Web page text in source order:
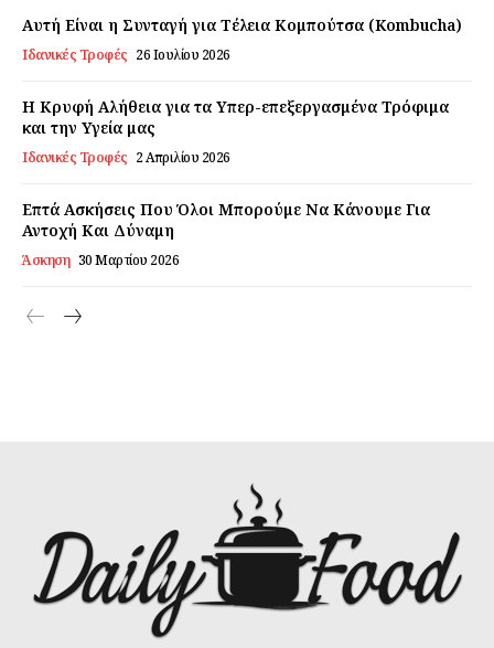
Αυτή Είναι η Συνταγή για Τέλεια Κομπούτσα (Kombucha)
Ιδανικές Τροφές 26 Ιουλίου 2026
Η Κρυφή Αλήθεια για τα Υπερ-επεξεργασμένα Τρόφιμα
και την Υγεία μας
Ιδανικές Τροφές 2 Απριλίου 2026
Επτά Ασκήσεις Που Όλοι Μπορούμε Να Κάνουμε Για
Αντοχή Και Δύναμη
Άσκηση 30 Μαρτίου 2026